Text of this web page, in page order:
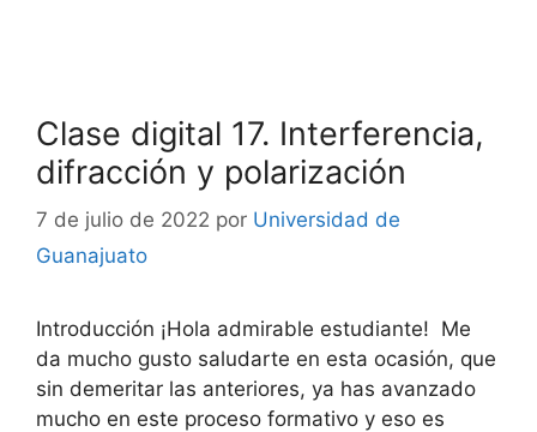
Clase digital 17. Interferencia,
difracción y polarización
7 de julio de 2022 por Universidad de
Guanajuato
Introducción ¡Hola admirable estudiante! Me
da mucho gusto saludarte en esta ocasión, que
sin demeritar las anteriores, ya has avanzado
mucho en este proceso formativo y eso es